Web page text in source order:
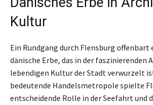
Kultur
Ein Rundgang durch Flensburg offenbart
dänische Erbe, das in der faszinierenden
lebendigen Kultur der Stadt verwurzelt
bedeutende Handelsmetropole spielte
entscheidende Rolle in der Seefahrt und